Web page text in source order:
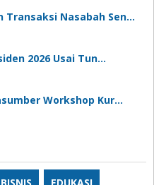
Transaksi Nasabah Sen…
2026 Usai Tun…
Workshop Kur…